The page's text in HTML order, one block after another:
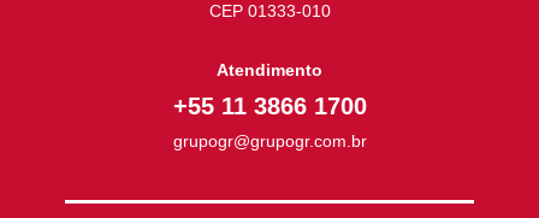
CEP 01333-010
Atendimento
+55 11 3866 1700
grupogr@grupogr.com.br